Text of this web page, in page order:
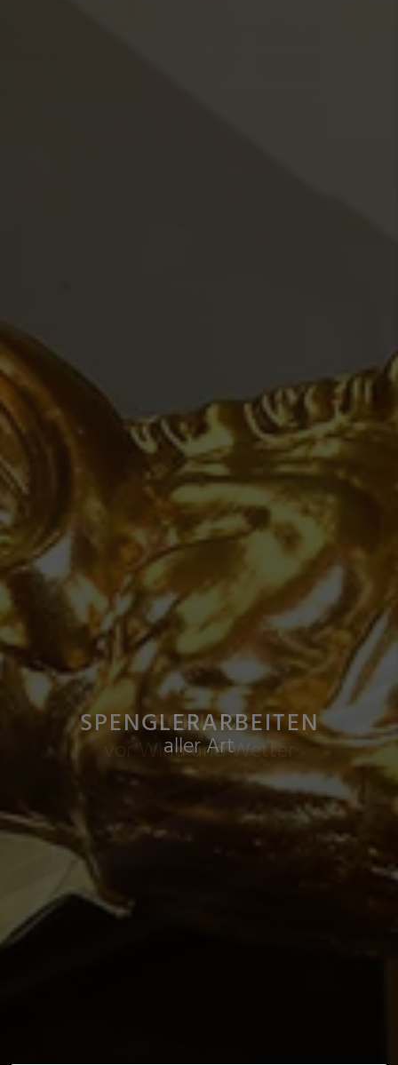
SCHUTZ
vor Wind und Wetter
SPENGLERARBEITEN
aller Art
METALLDACH
langlebig und wasserfest